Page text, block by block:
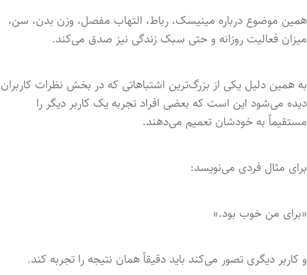
همین موضوع درباره مینیسک، رباط، التهاب مفصل، وزن بدن، سن،
میزان فعالیت روزانه و حتی سبک زندگی نیز صدق می‌کند.
به همین دلیل یکی از بزرگ‌ترین اشتباهاتی که در بخش نظرات کاربران
دیده می‌شود این است که بعضی افراد تجربه یک کاربر دیگر را
مستقیماً به خودشان تعمیم می‌دهند.
برای مثال فردی می‌نویسد:
«برای من خوب بود.»
و کاربر دیگری تصور می‌کند باید دقیقاً همان نتیجه را تجربه کند.